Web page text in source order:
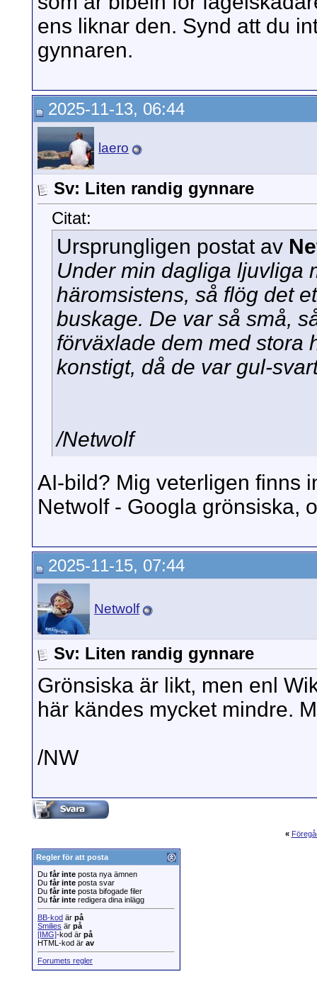
ens liknar den. Synd att du
gynnaren.
2025-11-13, 06:44
laero
Sv: Liten randig gynnare
Citat:
Ursprungligen postat av
Under min dagliga ljuvliga
häromsistens, så flög det
buskage. De var så små,
förväxlade dem med stora
konstigt, då de var gul-
/Netwolf
AI-bild? Mig veterligen finns
Netwolf - Googla grönsiska,
2025-11-15, 07:44
Netwolf
Sv: Liten randig gynnare
Grönsiska är likt, men enl
här kändes mycket mindre.
/NW
«
Regler för att posta
Du får inte posta nya ämnen
Du får inte posta svar
Du får inte posta bifogade filer
Du får inte redigera dina inlägg
BB-kod är på
Smilies är på
[IMG]-kod är på
HTML-kod är av
Forumets regler